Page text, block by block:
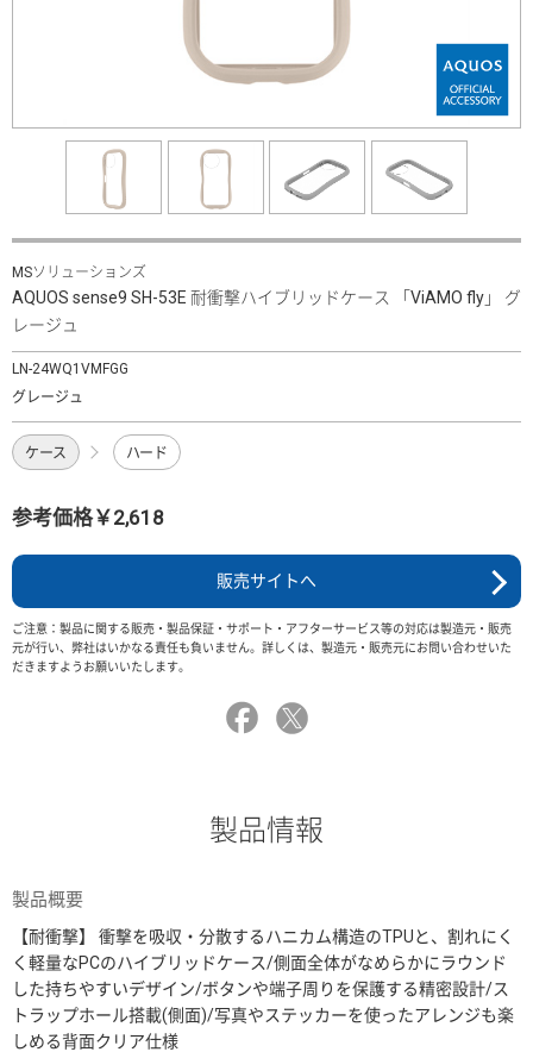
MSソリューションズ
AQUOS sense9 SH-53E 耐衝撃ハイブリッドケース 「ViAMO fly」 グ
レージュ
LN-24WQ1VMFGG
グレージュ
ケース ハード
参考価格￥2,618
販売サイトへ
ご注意：製品に関する販売・製品保証・サポート・アフターサービス等の対応は製造元・販売
元が行い、弊社はいかなる責任も負いません。詳しくは、製造元・販売元にお問い合わせいた
だきますようお願いいたします。
製品情報
製品概要
【耐衝撃】 衝撃を吸収・分散するハニカム構造のTPUと、割れにく
く軽量なPCのハイブリッドケース/側面全体がなめらかにラウンド
した持ちやすいデザイン/ボタンや端子周りを保護する精密設計/ス
トラップホール搭載(側面)/写真やステッカーを使ったアレンジも楽
しめる背面クリア仕様